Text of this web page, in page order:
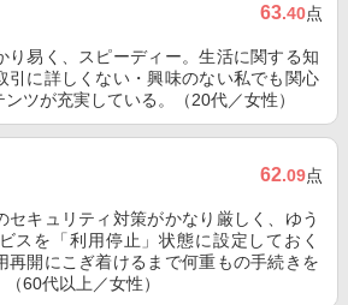
63.40点
り易く、スピーディー。生活に関する知
引に詳しくない・興味のない私でも関心
ツが充実している。（20代／女性）
62.09点
セキュリティ対策がかなり厳しく、ゆう
スを「利用停止」状態に設定しておく
再開にこぎ着けるまで何重もの手続きを
60代以上／女性）